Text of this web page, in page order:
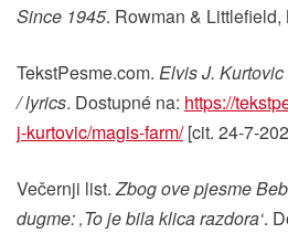
Since 1945. Rowman & Littlefield,
TekstPesme.com. Elvis J. Kurtovic
/ lyrics. Dostupné na: https://
j-kurtovic/magis-farm/[cit. 24-7-
Večernji list.Zbog ove pjesme
dugme: ‚To je bila klica razdora‘.